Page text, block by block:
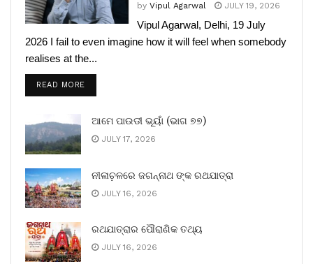
by Vipul Agarwal JULY 19, 2026
Vipul Agarwal, Delhi, 19 July
2026 I fail to even imagine how it will feel when somebody
realises at the...
READ MORE
ଆମେ ପାଉଡୀ ଭୂୟାଁ (ଭାଗ ୭୭)
JULY 17, 2026
ନୀଳାଚ଼ଳରେ ଜଗନ୍ନାଥ ଙ୍କ ରଥଯାତ୍ରା
JULY 16, 2026
ରଥଯାତ୍ରାର ପୌରାଣିକ ତଥ୍ୟ
JULY 16, 2026